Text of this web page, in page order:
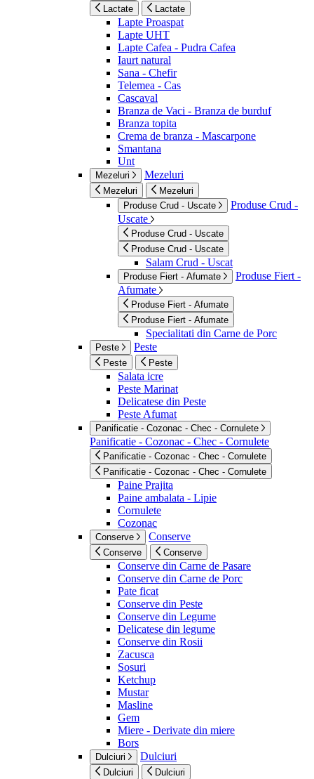
Lactate Lactate
Lapte Proaspat
Lapte UHT
Lapte Cafea - Pudra Cafea
Iaurt natural
Sana - Chefir
Telemea - Cas
Cascaval
Branza de Vaci - Branza de burduf
Branza topita
Crema de branza - Mascarpone
Smantana
Unt
Mezeluri Mezeluri
Mezeluri
Mezeluri
Produse Crud - Uscate
Produse Crud -
Uscate
Produse Crud - Uscate
Produse Crud - Uscate
Salam Crud - Uscat
Produse Fiert - Afumate
Produse Fiert -
Afumate
Produse Fiert - Afumate
Produse Fiert - Afumate
Specialitati din Carne de Porc
Peste Peste
Peste Peste
Salata icre
Peste Marinat
Delicatese din Peste
Peste Afumat
Panificatie - Cozonac - Chec - Cornulete
Panificatie - Cozonac - Chec - Cornulete
Panificatie - Cozonac - Chec - Cornulete
Panificatie - Cozonac - Chec - Cornulete
Paine Prajita
Paine ambalata - Lipie
Cornulete
Cozonac
Conserve Conserve
Conserve Conserve
Conserve din Carne de Pasare
Conserve din Carne de Porc
Pate ficat
Conserve din Peste
Conserve din Legume
Delicatese din legume
Conserve din Rosii
Zacusca
Sosuri
Ketchup
Mustar
Masline
Gem
Miere - Derivate din miere
Bors
Dulciuri Dulciuri
Dulciuri Dulciuri